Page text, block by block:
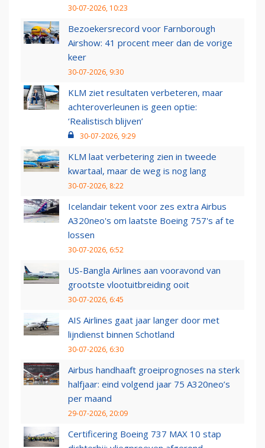
30-07-2026, 10:23
Bezoekersrecord voor Farnborough
Airshow: 41 procent meer dan de vorige
keer
30-07-2026, 9:30
KLM ziet resultaten verbeteren, maar
achteroverleunen is geen optie:
‘Realistisch blijven’
30-07-2026, 9:29
KLM laat verbetering zien in tweede
kwartaal, maar de weg is nog lang
30-07-2026, 8:22
Icelandair tekent voor zes extra Airbus
A320neo's om laatste Boeing 757's af te
lossen
30-07-2026, 6:52
US-Bangla Airlines aan vooravond van
grootste vlootuitbreiding ooit
30-07-2026, 6:45
AIS Airlines gaat jaar langer door met
lijndienst binnen Schotland
30-07-2026, 6:30
Airbus handhaaft groeiprognoses na sterk
halfjaar: eind volgend jaar 75 A320neo’s
per maand
29-07-2026, 20:09
Certificering Boeing 737 MAX 10 stap